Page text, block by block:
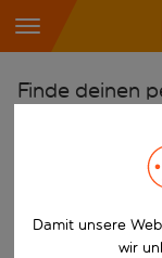
Finde deinen
Flughafen
Reiseziel
Nach
Damit unsere
wir